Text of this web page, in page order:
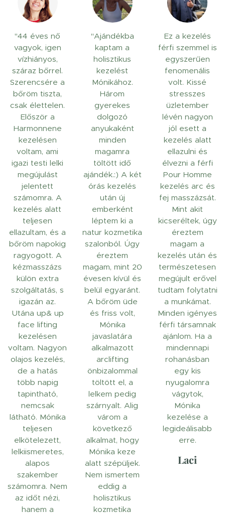
"44 éves nő
vagyok, igen
vízhiányos,
száraz bőrrel.
Szerencsére a
bőröm tiszta,
csak élettelen.
Először a
Harmonnene
kezelésen
voltam, ami
igazi testi lelki
megújulást
jelentett
számomra. A
kezelés alatt
teljesen
ellazultam, és a
bőröm napokig
ragyogott. A
kézmasszázs
külön extra
szolgáltatás, s
igazán az.
Utána up& up
face lifting
kezelésen
voltam. Nagyon
olajos kezelés,
de a hatás
több napig
tapintható,
nemcsak
látható. Mónika
teljesen
elkötelezett,
lelkiismeretes,
alapos
szakember
számomra. Nem
az időt nézi,
hanem a
"Ajándékba
kaptam a
holisztikus
kezelést
Mónikához.
Három
gyerekes
dolgozó
anyukaként
minden
magamra
töltött idő
ajándék.:) A két
órás kezelés
után új
emberként
léptem ki a
natur kozmetika
szalonból. Úgy
éreztem
magam, mint 20
évesen kívül és
belül egyaránt.
A bőröm üde
és friss volt,
Mónika
javaslatára
alkalmazott
arclifting
önbizalommal
töltött el, a
lelkem pedig
szárnyalt. Alig
várom a
következő
alkalmat, hogy
Mónika keze
alatt szépüljek.
Nem ismertem
eddig a
holisztikus
kozmetika
Ez a kezelés
férfi szemmel is
egyszerűen
fenomenális
volt. Kissé
stresszes
üzletember
lévén nagyon
jól esett a
kezelés alatt
ellazulni és
élvezni a férfi
Pour Homme
kezelés arc és
fej masszázsát.
Mint akit
kicseréltek, úgy
éreztem
magam a
kezelés után és
természetesen
megújult erővel
tudtam folytatni
a munkámat.
Minden igényes
férfi társamnak
ajánlom. Ha a
mindennapi
rohanásban
egy kis
nyugalomra
vágytok,
Mónika
kezelése a
legideálisabb
erre.
Laci